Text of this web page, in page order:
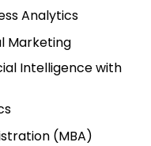
Analytics
Marketing
Intelligence with
(MBA)